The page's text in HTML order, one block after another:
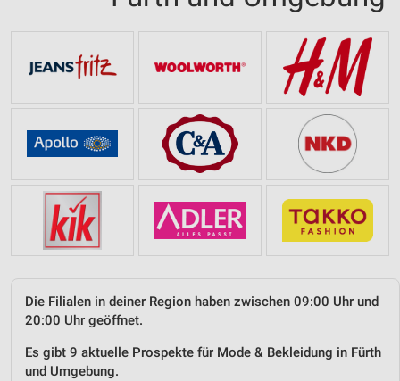
Die Filialen in deiner Region haben zwischen 09:00 Uhr und
20:00 Uhr geöffnet.
Es gibt 9 aktuelle Prospekte für Mode & Bekleidung in Fürth
und Umgebung.